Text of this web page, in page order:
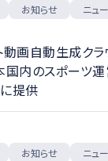
お知らせ ニュ
画自動生成クラ
国内のスポーツ運
提供
お知らせ ニュ